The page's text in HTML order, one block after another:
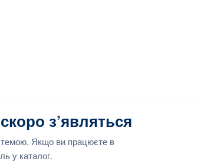
з’являться
темою. Якщо ви працюєте в
у каталог.